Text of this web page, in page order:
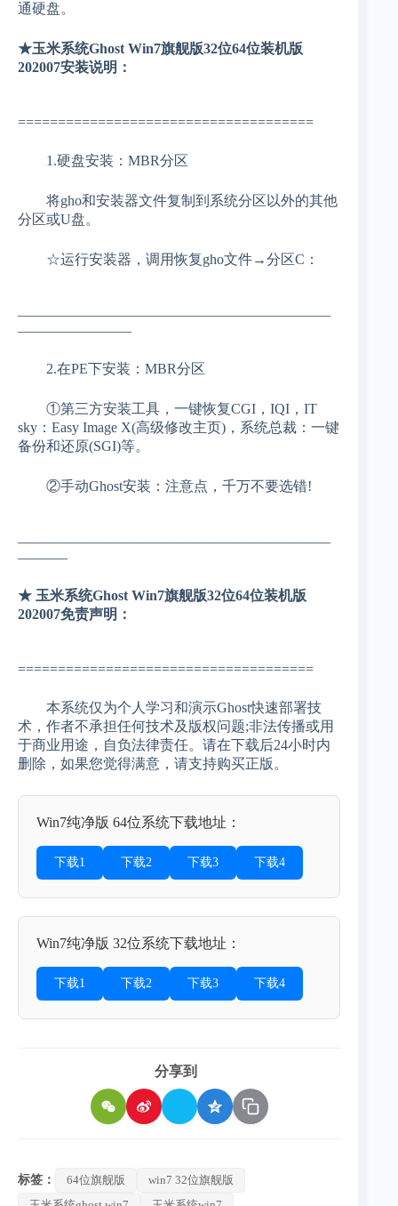
通硬盘。
★玉米系统Ghost Win7旗舰版32位64位装机版
202007安装说明：
=====================================
1.硬盘安装：MBR分区
将gho和安装器文件复制到系统分区以外的其他
分区或U盘。
☆运行安装器，调用恢复gho文件→分区C：
——————————————————————
————————
2.在PE下安装：MBR分区
①第三方安装工具，一键恢复CGI，IQI，IT
sky：Easy Image X(高级修改主页)，系统总裁：一键
备份和还原(SGI)等。
②手动Ghost安装：注意点，千万不要选错!
——————————————————————
———–
★ 玉米系统Ghost Win7旗舰版32位64位装机版
202007免责声明：
=====================================
本系统仅为个人学习和演示Ghost快速部署技
术，作者不承担任何技术及版权问题;非法传播或用
于商业用途，自负法律责任。请在下载后24小时内
删除，如果您觉得满意，请支持购买正版。
Win7纯净版 64位系统下载地址：
下载1 下载2 下载3 下载4
Win7纯净版 32位系统下载地址：
下载1 下载2 下载3 下载4
分享到
标签： 64位旗舰版
win7 32位旗舰版